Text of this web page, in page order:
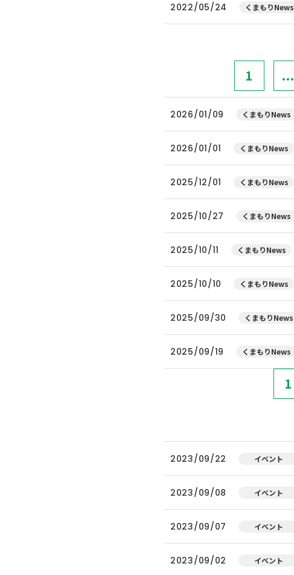
2022/05/24 くまもりNews
1 ...
2026/01/09 くまもりNews
2026/01/01 くまもりNews
2025/12/01 くまもりNews
2025/10/27 くまもりNews
2025/10/11 くまもりNews
2025/10/10 くまもりNews
2025/09/30 くまもりNews
2025/09/19 くまもりNews
1
2023/09/22 イベント
2023/09/08 イベント
2023/09/07 イベント
2023/09/02 イベント